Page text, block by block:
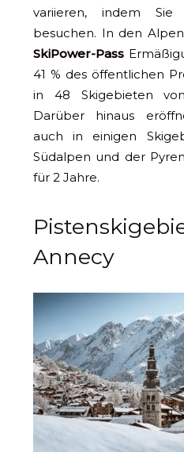
variieren, indem Sie
besuchen. In den
SkiPower-Pass
41 % des öffentlichen
in 48 Skigebieten
Darüber hinaus
auch in einigen
Südalpen und der
für 2 Jahre.
Annecy